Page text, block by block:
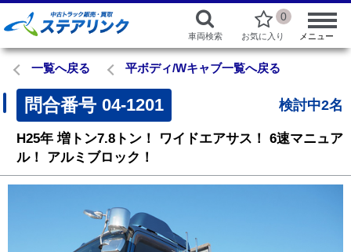
車両検索
0
お気に入り メニュー
一覧へ戻る 平ボディ/Wキャブ一覧へ戻る
問合番号 04-1201 検討中2名
H25年 増トン7.8トン！ ワイドエアサス！
6速マニュア
ル！
アルミブロック！